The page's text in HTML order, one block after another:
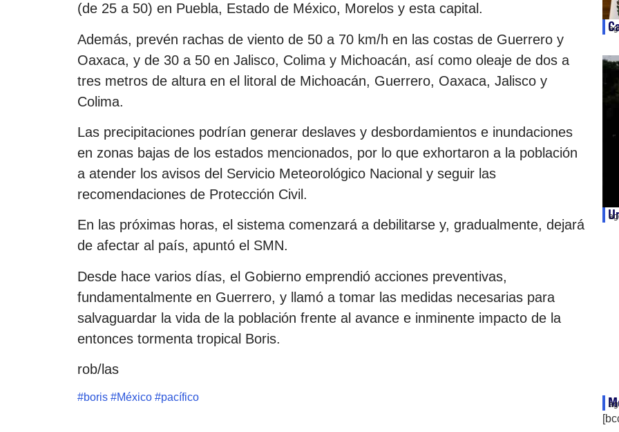
(de 25 a 50) en Puebla, Estado de México, Morelos y esta capital.
Además, prevén rachas de viento de 50 a 70 km/h en las costas de Guerrero y
Oaxaca, y de 30 a 50 en Jalisco, Colima y Michoacán, así como oleaje de dos a
tres metros de altura en el litoral de Michoacán, Guerrero, Oaxaca, Jalisco y
Colima.
Las precipitaciones podrían generar deslaves y desbordamientos e inundaciones
en zonas bajas de los estados mencionados, por lo que exhortaron a la población
a atender los avisos del Servicio Meteorológico Nacional y seguir las
recomendaciones de Protección Civil.
En las próximas horas, el sistema comenzará a debilitarse y, gradualmente, dejará
de afectar al país, apuntó el SMN.
Desde hace varios días, el Gobierno emprendió acciones preventivas,
fundamentalmente en Guerrero, y llamó a tomar las medidas necesarias para
salvaguardar la vida de la población frente al avance e inminente impacto de la
entonces tormenta tropical Boris.
rob/las
#boris #México #pacífico